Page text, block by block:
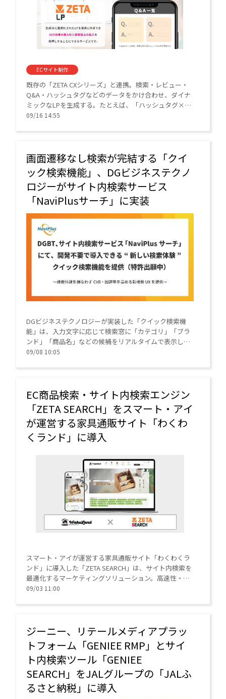
ECサイト制作
既存の「ZETA CXシリーズ」と連携。検索・レビュー・
Q&A・ハッシュタグなどのデータをかけ合わせ、ダイナ
ミックなLPを生成する。たとえば、「ハッシュタグ×Q
＆A」といったユニークなPLP（商品一覧ページ）も作成
09/16 14:55
画面遷移なし検索が完結する「クイ
ック検索機能」、DGビジネステクノ
ロジーがサイト内検索サービス
「NaviPlusサーチ」に実装
DGビジネステクノロジーが実装した「クイック検索機
能」は、入力文字に応じて検索窓に「カテゴリ」「ブラ
ンド」「商品名」などの候補をリアルタイムで表示し、
候補をクリックすると画面遷移なしで検索結果をその場
09/08 10:05
EC商品検索・サイト内検索エンジン
「ZETA SEARCH」をスマート・アイ
が運営する家具通販サイト「わくわ
くランド」に導入
スマート・アイが運営する家具通販サイト「わくわくラ
ンド」に導入した「ZETA SEARCH」は、サイト内検索を
最適化するマーケティングソリューション。高速性・処
理能力とAIによる自動最適化で、サイトの利便性向上を
09/03 11:00
ジーニー、リテールメディアプラッ
トフォーム「GENIEE RMP」とサイ
ト内検索ツール「GENIEE
SEARCH」をJALグループの「JALふ
るさと納税」に導入